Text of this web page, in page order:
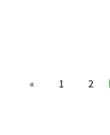
« 1 2